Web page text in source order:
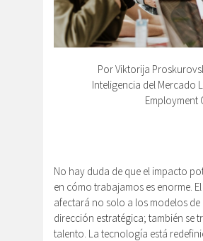
Por Viktorija
Inteligencia del Mercado
Employment
No hay duda de que el impacto
en cómo trabajamos es enorme.
afectará no solo a los modelos
dirección estratégica; también se
talento. La tecnología está